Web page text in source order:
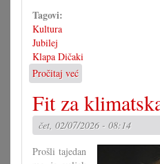
Tagovi:
Kultura
Jubilej
Klapa Dičaki
Pročitaj već
10
ljet
klapske
pjesme
južnom
Fit za
čet, 02/07/2026 - 08:14
Prošli tajedan